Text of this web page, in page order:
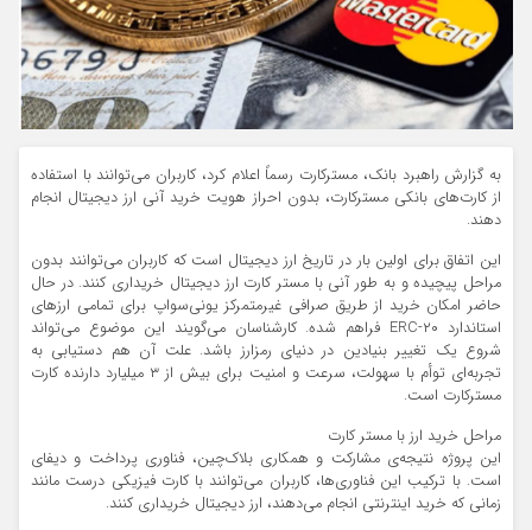
به گزارش راهبرد بانک، مسترکارت رسماً اعلام کرد، کاربران می‌توانند با استفاده
از کارت‌های بانکی مسترکارت، بدون احراز هویت خرید آنی ارز دیجیتال انجام
دهند.
این اتفاق برای اولین بار در تاریخ ارز دیجیتال است که کاربران می‌توانند بدون
مراحل پیچیده و به طور آنی با مستر کارت ارز دیجیتال خریداری کنند. در حال
حاضر امکان خرید از طریق صرافی غیرمتمرکز یونی‌سواپ برای تمامی ارز‌های
استاندارد ERC‑۲۰ فراهم شده. کارشناسان می‌گویند این موضوع می‌تواند
شروع یک تغییر بنیادین در دنیای رمزارز باشد. علت آن هم دستیابی به
تجربه‌ای توأم با سهولت، سرعت و امنیت برای بیش از ۳ میلیارد دارنده کارت
مسترکارت است.
مراحل خرید ارز با مستر کارت
این پروژه نتیجه‌ی مشارکت و همکاری بلاک‌چین، فناوری پرداخت و دیفای
است. با ترکیب این فناوری‌ها، کاربران می‌توانند با کارت فیزیکی درست مانند
زمانی که خرید اینترنتی انجام می‌دهند، ارز دیجیتال خریداری کنند.